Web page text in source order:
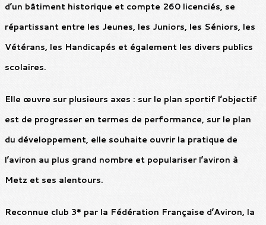
d’un bâtiment historique et compte 260 licenciés, se
répartissant entre les Jeunes, les Juniors, les Séniors, les
Vétérans, les Handicapés et également les divers publics
scolaires.
Elle œuvre sur plusieurs axes : sur le plan sportif l’objectif
est de progresser en termes de performance, sur le plan
du développement, elle souhaite ouvrir la pratique de
l’aviron au plus grand nombre et populariser l’aviron à
Metz et ses alentours.
Reconnue club 3* par la Fédération Française d’Aviron, la